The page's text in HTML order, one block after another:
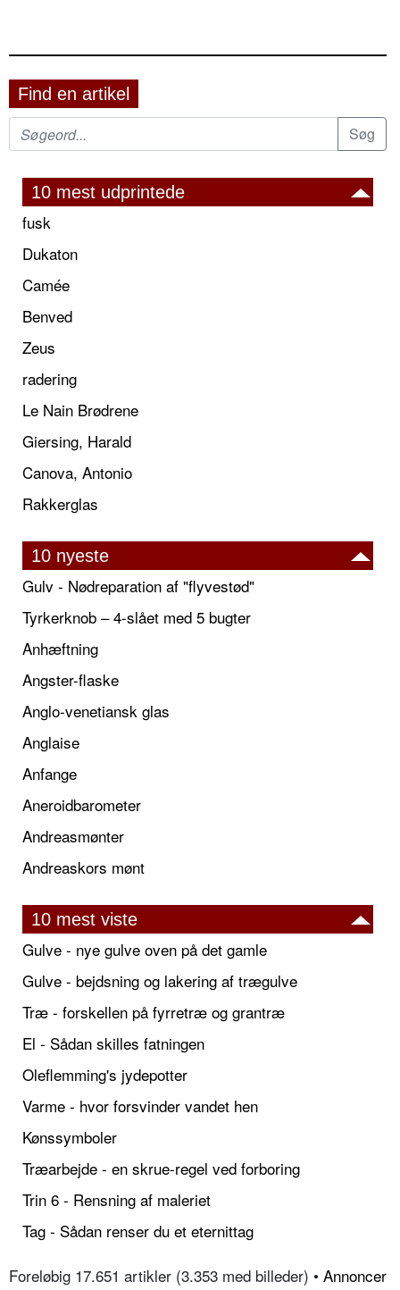
Find en artikel
10 mest udprintede
fusk
Dukaton
Camée
Benved
Zeus
radering
Le Nain Brødrene
Giersing, Harald
Canova, Antonio
Rakkerglas
10 nyeste
Gulv - Nødreparation af "flyvestød"
Tyrkerknob – 4-slået med 5 bugter
Anhæftning
Angster-flaske
Anglo-venetiansk glas
Anglaise
Anfange
Aneroidbarometer
Andreasmønter
Andreaskors mønt
10 mest viste
Gulve - nye gulve oven på det gamle
Gulve - bejdsning og lakering af trægulve
Træ - forskellen på fyrretræ og grantræ
El - Sådan skilles fatningen
Oleflemming's jydepotter
Varme - hvor forsvinder vandet hen
Kønssymboler
Træarbejde - en skrue-regel ved forboring
Trin 6 - Rensning af maleriet
Tag - Sådan renser du et eternittag
Foreløbig 17.651 artikler (3.353 med billeder) • Annoncer